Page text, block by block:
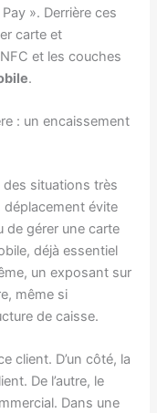
». Derrière ces
carte et
et les couches
.
: un encaissement
des situations très
déplacement évite
de gérer une carte
déjà essentiel
un exposant sur
même si
de caisse.
client. D’un côté, la
De l’autre, le
Dans une